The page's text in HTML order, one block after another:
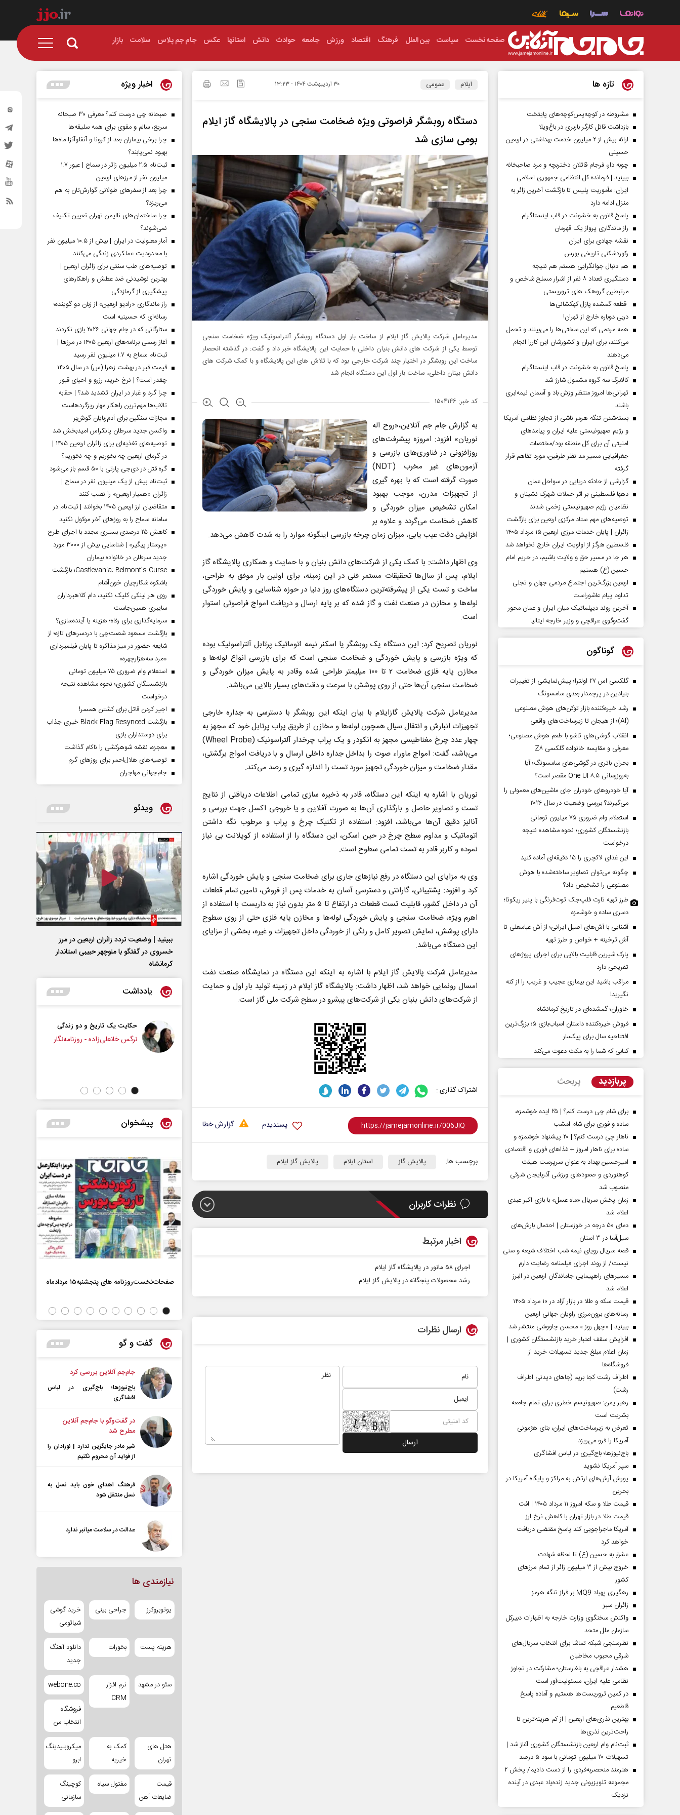
صفحه نخست سیاست بین الملل فرهنگ اقتصاد ورزش جامعه حوادث دانش استانها عکس جام جم پلاس سلامت بازار
ایلام عمومی ۳۰ ارديبهشت ۱۴۰۴ - ۱۳:۲۳
دستگاه روبشگر فراصوتی ویژه ضخامت سنجی در پالایشگاه گاز ایلام
بومی سازی شد
مدیرعامل شرکت پالایش گاز ایلام از ساخت بار اول دستگاه روبشگر آلتراسونیک ویژه ضخامت سنجی
توسط یکی از شرکت های دانش بنیان داخلی با حمایت این پالایشگاه خبر داد و گفت: در گذشته انحصار
ساخت این روبشگر در اختیار چند شرکت خارجی بود که با تلاش های این پالایشگاه و با کمک شرکت های
دانش بینان داخلی، ساخت بار اول این دستگاه انجام شد.
کد خبر: ۱۵۰۴۱۴۶
به گزارش جام جم آنلاین،«روح اله
نوریان» افزود: امروزه پیشرفت‌های
روزافزونی در فناوری‌های بازرسی و
آزمون‌های غیر مخرب (NDT)
صورت گرفته است که با بهره گیری
از تجهیزات مدرن، موجب بهبود
امکان تشخیص میزان خوردگی و
کاهش ضخامت می‌گردد و علاوه بر
افزایش دقت عیب یابی، میزان زمان چرخه بازرسی اینگونه موارد را به شدت کاهش می‌دهد.
وی اظهار داشت: با کمک یکی از شرکت‌های دانش بنیان و با حمایت و همکاری پالایشگاه گاز
ایلام، پس از سال‌ها تحقیقات مستمر فنی در این زمینه، برای اولین بار موفق به طراحی،
ساخت و تست یکی از پیشرفته‌ترین دستگاه‌های روز دنیا در حوزه شناسایی و پایش خوردگی
لوله‌ها و مخازن در صنعت نفت و گاز شده که بر پایه ارسال و دریافت امواج فراصوتی استوار
است.
نوریان تصریح کرد: این دستگاه یک روبشگر یا اسکنر نیمه اتوماتیک پرتابل آلتراسونیک بوده
که ویژه بازرسی و پایش خوردگی و ضخامت سنجی است که برای بازرسی انواع لوله‌ها و
مخازن پایه فلزی ضخامت ۲ تا ۱۰۰ میلیمتر طراحی شده وقادر به پایش میزان خوردگی و
ضخامت سنجی آن‌ها حتی از روی پوشش با سرعت و دقت‌های بسیار بالایی می‌باشد.
مدیرعامل شرکت پالایش گازایلام با بیان اینکه این روبشگر با دسترسی به جداره خارجی
تجهیزات انبارش و انتقال سیال همچون لوله‌ها و مخازن از طریق پراب پرتابل خود که مجهز به
چهار عدد چرخ مغناطیسی مجهز به انکودر و یک پراب چرخدار آلتراسونیک (Wheel Probe)
می‌باشد، گفت: امواج ماوراء صوت را بداخل جداره داخلی ارسال و با دریافت امواج برگشتی،
مقدار ضخامت و میزان خوردگی تجهیز مورد تست را اندازه گیری و رصد می‌کند.
نوریان با اشاره به اینکه این دستگاه، قادر به ذخیره سازی تمامی اطلاعات دریافتی از نتایج
تست و تصاویر حاصل و بارگذاری آن‌ها به صورت آفلاین و یا خروجی اکسل جهت بررسی و
آنالیز دقیق آن‌ها می‌باشد، افزود: استفاده از تکنیک چرخ و پراب و مرطوب نگه داشتن
اتوماتیک و مداوم سطح چرخ در حین اسکن، این دستگاه را از استفاده از کوپلانت بی نیاز
نموده و کاربر قادر به تست تمامی سطوح است.
وی به مزایای این دستگاه در رفع نیاز‌های جاری برای ضخامت سنجی و پایش خوردگی اشاره
کرد و افزود: پشتیبانی، گارانتی و دسترسی آسان به خدمات پس از فروش، تامین تمام قطعات
آن در داخل کشور، قابلیت تست قطعات در ارتفاع تا ۵ متر بدون نیاز به داربست با استفاده از
اهرم ویژه، ضخامت سنجی و پایش خوردگی لوله‌ها و مخازن پایه فلزی حتی از روی سطوح
دارای پوشش، نمایش تصویر کامل و رنگی از خوردگی داخل تجهیزات و غیره، بخشی از مزایای
این دستگاه می‌باشد.
مدیرعامل شرکت پالایش گاز ایلام با اشاره به اینکه این دستگاه در نمایشگاه صنعت نفت
امسال رونمایی خواهد شد، اظهار داشت: پالایشگاه گاز ایلام در زمینه تولید بار اول و حمایت
از شرکت‌های دانش بنیان یکی از شرکت‌های پیشرو در سطح شرکت ملی گاز است.
اشتراک گذاری :
گزارش خطا پسندیدم
برچسب ها: پالایش گاز استان ایلام پالایش گاز ایلام
نظرات کاربران
اخبار مرتبط
اجرای ۵۸ مانور در پالایشگاه گاز ایلام
رشد محصولات پنجگانه در پالایش گاز ایلام
ارسال نظرات
تازه ها
مشروطه در کوچه‌پس‌کوچه‌های پایتخت
بازداشت قاتل کارگر باربری در باغ‌ویلا
ارائه بیش از ۲ میلیون خدمت بهداشتی در اربعین
حسینی
چوبه دار، فرجام قاتلان دختربچه و مرد صاحبخانه
ببینید | فرمانده کل انتظامی جمهوری اسلامی
ایران­: مأموریت پلیس تا بازگشت آخرین زائر به
منزل ادامه دارد
پاسخ قانون به خشونت در قاب اینستاگرام
راز ماندگاری پرواز یک قهرمان
نقشه جهادی برای ایران
رکوردشکنی تاریخی بورس
هم دنبال جوانگرایی هستم هم نتیجه
دستگیری تعداد ۸ نفر از اشرار مسلح شاخص و
مرتبطین گروهک های تروریستی
قطعه گمشده پازل کهکشانی‌ها
دربی دوباره خارج از تهران!
همه مردمی که این سختی‌ها را می‌بینند و تحمل
می‌کنند، برای ایران و کشورشان این کاررا انجام
می‌دهند
پاسخ قانون به خشونت در قاب اینستاگرام
کالابرگ سه گروه مشمول شارژ شد
تهرانی‌ها امروز منتظر وزش باد و آسمان نیمه‌ابری
باشند
بسته‌شدن تنگه هرمز ناشی از تجاوز نظامی آمریکا
و رژیم صهیونیستی علیه ایران و پیامد‌های
امنیتی آن برای کل منطقه بود/مختصات
جغرافیایی مسیر مد نظر طرفین، مورد تفاهم قرار
گرفته
گزارشی از حادثه دریایی در سواحل عمان
دهها فلسطینی بر اثر حملات شهرک نشینان و
نظامیان رژیم صهیونیستی زخمی شدند
توصیه‌های مهم ستاد مرکزی اربعین برای بازگشت
زائران | پایان خدمات مرزی اربعین ۱۵ مرداد ۱۴۰۵
فلسطین هرگز از اولویت ایران خارج نخواهد شد
هر جا در مسیر حق و ولایت باشیم، در حریم امام
حسین (ع) هستیم
اربعین بزرگ‌ترین اجتماع مردمی جهان و تجلی
تداوم پیام عاشوراست
آخرین روند دیپلماتیک میان ایران و عمان محور
گفت‌وگوی عراقچی و وزیر خارجه ایتالیا
گوناگون
گلکسی اس ۲۷ اولترا؛ پیش‌نمایشی از تغییرات
بنیادین در پرچمدار بعدی سامسونگ
رشد خیره‌کننده بازار توکن‌های هوش مصنوعی
(AI)؛ از هیجان تا زیرساخت‌های واقعی
انقلاب گوشی‌های تاشو‌ با طعم هوش مصنوعی؛
معرفی و مقایسه خانواده گلکسی Z۸
بحران باتری در گوشی‌های سامسونگ؛ آیا
به‌روزرسانی One UI ۸.۵ مقصر است؟
آیا خودروهای خودران جای ماشین‌های معمولی را
می‌گیرند؟ بررسی وضعیت در سال ۲۰۲۶
استعلام وام ضروری ۷۵ میلیون تومانی
بازنشستگان کشوری؛ نحوه مشاهده نتیجه
درخواست
این غذای لاکچری را ۱۵ دقیقه‌ای آماده کنید
چگونه می‌توان تصاویر ساخته‌شده با هوش
مصنوعی را تشخیص داد؟
طرز تهیه تارت فلپ‌جک توت‌فرنگی با پنیر ریکوتا؛
دسری ساده و خوشمزه
آشنایی با آش‌های اصیل ایرانی؛ از آش عباسعلی تا
آش ترخینه + خواص و طرز تهیه
پارک شیرین قابلیت‌ بالایی برای اجرای پروژهای
تفریحی دارد
مراقب باشید این بیماری عجیب و غریب را از کنه
نگیرید!
خاوران؛ گمشده‌ای در تاریخ کرمانشاه
فروش خیره‌کننده داستان اسباب‌بازی ۵؛ بزرگ‌ترین
افتتاحیه سال برای پیکسار
کتابی که شما را به مکث دعوت می‌کند
پربازدید پربحث
برای شام چی درست کنم؟ | ۲۵ ایده خوشمزه،
ساده و فوری برای شام امشب
ناهار چی درست کنم؟ | ۲۰ پیشنهاد خوشمزه و
ساده برای ناهار امروز + غذاهای فوری و اقتصادی
امیرحسین بهداد به عنوان سرپرست هیئت
کوهنوردی و صعودهای ورزشی آذربایجان شرقی
منصوب شد
زمان پخش سریال «ماه عسل» با بازی اکبر عبدی
اعلام شد
دمای ۵۰ درجه در خوزستان | احتمال بارش‌های
سیل‌آسا در ۳ استان
قصه سریال رویای نیمه شب اختلاف شیعه و سنی
نیست/ از روند اجرای فیلمنامه رضایت دارم
مسیر‌های راهپیمایی جاماندگان اربعین در البرز
اعلام شد
قیمت سکه و طلا در بازار آزاد در ۱۰ مرداد ۱۴۰۵
رسانه‌های برون‌مرزی راویان جهانی اربعین
ببینید | «چهل روز » محسن چاووشی منتشر شد
افزایش سقف اعتبار خرید بازنشستگان کشوری |
زمان اعلام مبلغ جدید تسهیلات خرید از
فروشگاه‌ها
اطراف رشت کجا بریم (جاهای دیدنی اطراف
رشت)
رهبر یمن: صهیونیسم خطری برای تمام جامعه
بشریت است
تعرض به زیرساخت‌های ایران، بنای هژمونی
آمریکا را فرو می‌ریزد
باج‌نیوزها؛ باج‌گیری در لباس افشاگری
سپر آمریکا نشوید
یورش آرش‌های ارتش به مراکز و پایگاه‌ آمریکا در
بحرین
قیمت طلا و سکه امروز ۱۱ مرداد ۱۴۰۵ | افت
قیمت طلا در بازار تهران با کاهش نرخ ارز
آمریکا ماجراجویی کند پاسخ مقتضی دریافت
خواهد کرد
عشق به حسین (ع) تا لحظه شهادت
خروج بیش از ۳ میلیون زائر از تمام مرز‌های
کشور
رهگیری پهپاد MQ9 بر فراز تنگه هرمز
‌زائران سبز
واکنش سخنگوی وزارت خارجه به اظهارات دبیرکل
سازمان ملل متحد
نظرسنجی شبکه تماشا برای انتخاب سریال‌های
شرقی محبوب مخاطبان
هشدار عراقچی به بلغارستان؛ مشارکت در تجاوز
نظامی علیه ایران، مسئولیت‌آور است
در کمین تروریست‌ها هستیم و آماده پاسخ
قاطعیم
بهترین نذری‌های اربعین | از کم هزینه‌ترین تا
راحت‌ترین نذری‌ها
ثبت‌نام وام اربعین بازنشستگان کشوری آغاز شد |
تسهیلات ۲۰ میلیون تومانی با سود ۵ درصد
هنرمند منحصر‌به‌فردی را از دست دادیم/ پخش ۲
مجموعه تلویزیونی جدید زنده‌یاد عبدی در آینده
نزدیک
اخبار ویژه
صبحانه چی درست کنم؟ معرفی ۳۰ صبحانه
سریع، سالم و مقوی برای همه سلیقه‌ها
چرا برخی بیماران بعد از کرونا و آنفلوآنزا ماه‌ها
بهبود نمی‌یابند؟
ثبت‌نام ۲.۵ میلیون زائر در سماح | عبور ۱.۷
میلیون نفر از مرز‌های اربعین
چرا بعد از سفرهای طولانی گوارش‌تان به هم
می‌ریزد؟
چرا ساختمان‌های ناایمن تهران تعیین تکلیف
نمی‌شوند؟
آمار معلولیت در ایران | بیش از ۱۰.۵ میلیون نفر
با محدودیت عملکردی زندگی می‌کنند
توصیه‌های طب سنتی برای زائران اربعین |
بهترین نوشیدنی ضد عطش و راهکارهای
پیشگیری از گرمازدگی
راز ماندگاری «رادیو اربعین» از زبان دو گوینده؛
رسانه‌ای که حسینیه است
ستارگانی که در جام جهانی ۲۰۲۶ بازی نکردند
آغاز رسمی برنامه‌های اربعین ۱۴۰۵ در مرز‌ها |
ثبت‌نام سماح به ۱.۷ میلیون نفر رسید
قیمت قبر در بهشت زهرا (س) در سال ۱۴۰۵
چقدر است؟ | نرخ خرید، رزرو و احیای قبور
چرا گرد و غبار در ایران تشدید شد؟ | حقابه
تالاب‌ها مهم‌ترین راهکار مهار ریزگردهاست
مجازات سنگین برای آدم‌ربایان گوش‌بر
واکسن جدید سرطان پانکراس امیدبخش شد
توصیه‌های تغذیه‌ای برای زائران اربعین ۱۴۰۵ |
در گرمای اربعین چه بخوریم و چه نخوریم؟
گره قتل در دی‌جی پارتی با ۵۰ قسم باز می‌شود
ثبت‌نام بیش از یک میلیون نفر در سماح |
زائران «همیار اربعین» را نصب کنند
متقاضیان ارز اربعین ۱۴۰۵ بخوانند | ثبت‌نام در
سامانه سماح را به روز‌های آخر موکول نکنید
کاهش ۲۵ درصدی بستری مجدد با اجرای طرح
«پرستار پیگیر» | شناسایی بیش از ۳۰۰۰ مورد
جدید سرطان در خانواده بیماران
Castlevania: Belmont’s Curse؛ بازگشت
باشکوه شکارچیان خون‌آشام
روی هر لینکی کلیک نکنید، دام کلاهبرداران
سایبری همین‌جاست
سرمایه‌گذاری برای رفاه؛ هزینه یا آینده‌سازی؟
بازگشت مسعود شصت‌چی با دردسر‌های تازه؛ از
شایعه حضور در میز مذاکره تا پایان فیلمبرداری
«مرد سه‌هزارچهره»
استعلام وام ضروری ۷۵ میلیون تومانی
بازنشستگان کشوری؛ نحوه مشاهده نتیجه
درخواست
اجیر کردن قاتل برای کشتن همسر!
بازگشت Black Flag Resynced خبری جذاب
برای دوستداران بازی
معجزه، نقشه شوهرکشی را ناکام گذاشت
توصیه‌های هلال‌احمر برای روز‌های گرم
جام‌جهانی مهاجران
ویدئو
ببینید | وضعیت تردد زائران اربعین در مرز
خسروی در گفتگو با منوچهر حبیبی استاندار
کرمانشاه
یادداشت
پشت‌پرده تهدیدات کوتاه‏‌مدت و
ادعا‌های خلاف واقع آمریکا
- تحلیلگر مسائل سیاسی
اربعین نماد مقاومت در برابر
رحمت‌الله نوروزی - عضو کمیسیون اجتماعی
از باتلاق انرژی تا بن‌بست ترامپ
رضا سپهوند - سخنگوی کمیسیون انرژی مجلس
حکایت یک تاریخ و دو زندگی
نرگس خانعلی‌زاده - روزنامه‌نگار
چرایی عقب‌نشینی ترامپ؟
پیشخوان
صفحات نخست روزنامه ها‌ی‌سه‌شنبه ۶ مردادماه
صفحات نخست روزنامه ها‌ی یکشنبه ۴ مردادماه
صفحات‌نخست‌روزنامه ها‌ی پنجشنبه‌۱۵ مردادماه
گفت و گو
جام‌جم آنلاین بررسی کرد
باج‌نیوزها؛ باج‌گیری در لباس
افشاگری
در گفت‌و‌گو با جام‌جم آنلاین
مطرح شد
شیر مادر جایگزین ندارد | نوزادان را
از فواید آن محروم نکنیم
فرهنگ اهدای خون باید نسل به
نسل منتقل شود
عدالت در سلامت میانبر ندارد
نیازمندی ها
یوتوبروکرز جراحی بینی
خرید گوشی
شیائومی
هزینه پست بخورات
دانلود آهنگ
جدید
سئو در مشهد
نرم افزار
CRM
webone.co
فروشگاه
انتخاب من
هتل های
تهران
کمک به
خیریه
میکروبلیدینگ
ابرو
قیمت
ضایعات آهن
مفتول سیاه
کوچینگ
سازمانی